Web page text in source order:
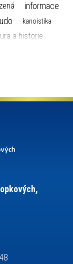
informace
kanoistika
a historie
plavání
událost